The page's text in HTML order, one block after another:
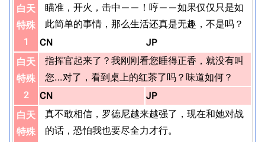
白天
特殊
1
瞄准，开火，击中——！哼——如果仅仅只是如
此简单的事情，那么生活还真是无趣，不是吗？
CN
JP
白天
特殊
2
指挥官起来了？我刚刚看您睡得正香，就没有叫
您…对了，看到桌上的红茶了吗？味道如何？
CN
JP
白天
特殊
真不敢相信，罗德尼越来越强了，现在和她对战
的话，恐怕我也要尽全力才行。